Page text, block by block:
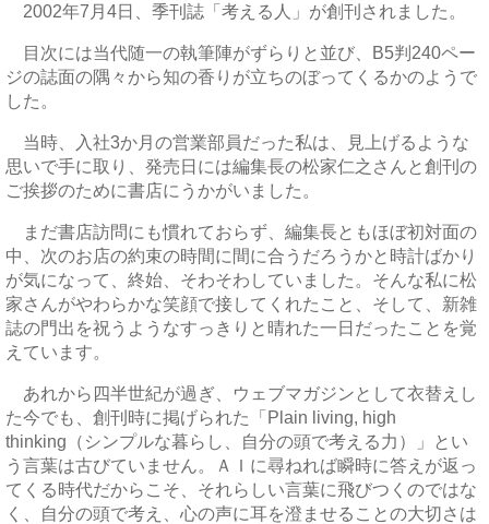
2002年7月4日、季刊誌「考える人」が創刊されました。
目次には当代随一の執筆陣がずらりと並び、B5判240ペー
ジの誌面の隅々から知の香りが立ちのぼってくるかのようで
した。
当時、入社3か月の営業部員だった私は、見上げるような
思いで手に取り、発売日には編集長の松家仁之さんと創刊の
ご挨拶のために書店にうかがいました。
まだ書店訪問にも慣れておらず、編集長ともほぼ初対面の
中、次のお店の約束の時間に間に合うだろうかと時計ばかり
が気になって、終始、そわそわしていました。そんな私に松
家さんがやわらかな笑顔で接してくれたこと、そして、新雑
誌の門出を祝うようなすっきりと晴れた一日だったことを覚
えています。
あれから四半世紀が過ぎ、ウェブマガジンとして衣替えし
た今でも、創刊時に掲げられた「Plain living, high
thinking（シンプルな暮らし、自分の頭で考える力）」とい
う言葉は古びていません。ＡＩに尋ねれば瞬時に答えが返っ
てくる時代だからこそ、それらしい言葉に飛びつくのではな
く、自分の頭で考え、心の声に耳を澄ませることの大切さは